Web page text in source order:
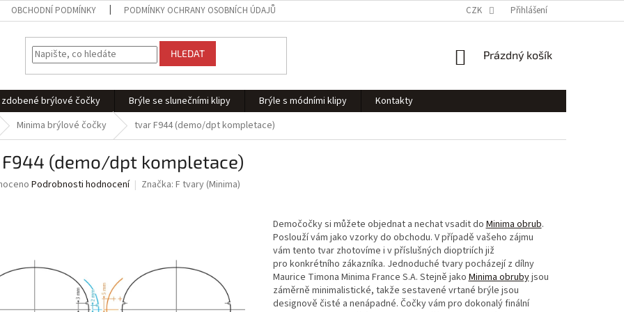
OBCHODNÍ PODMÍNKY PODMÍNKY OCHRANY OSOBNÍCH ÚDAJŮ CZK Přihlášení
HLEDAT
NÁKUPNÍ
Prázdný košík
brýlové čočky Brýle se slunečními klipy Brýle s módními klipy
Kontakty
Minima brýlové čočky tvar F944 (demo/dpt kompletace)
(demo/dpt kompletace)
Podrobnosti hodnocení Značka: F tvary (Minima)
Demočočky si můžete objednat a nechat vsadit doMinima obrub.
Poslouží vám jako vzorky do obchodu. V případě vašeho zájmu
vám tento tvar zhotovíme i v příslušných dioptriích již
pro konkrétního zákazníka. Jednoduché tvary pocházejí z dílny
Maurice Timona Minima France S.A. Stejně jakoMinima obrubyjsou
záměrně minimalistické, takže sestavené vrtané brýle jsou
designově čisté a nenápadné. Čočky vám pro dokonalý finální